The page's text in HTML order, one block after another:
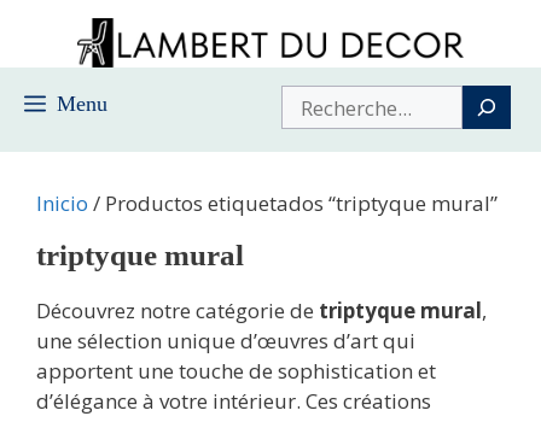
contenido
Menu Buscar
Inicio / Productos etiquetados “triptyque mural”
triptyque mural
Découvrez notre catégorie de triptyque mural,
une sélection unique d’œuvres d’art qui
apportent une touche de sophistication et
d’élégance à votre intérieur. Ces créations